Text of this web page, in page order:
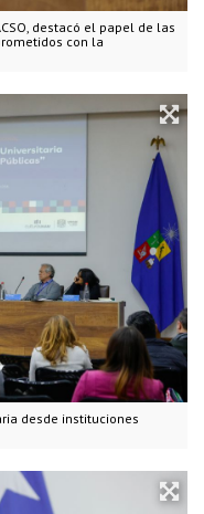
destacó el papel de las
con la
desde instituciones